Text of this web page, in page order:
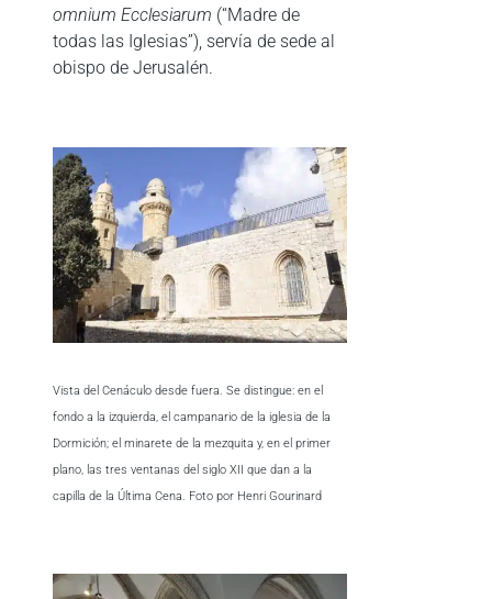
omnium Ecclesiarum (“Madre de
todas las Iglesias”), servía de sede al
obispo de Jerusalén.
Vista del Cenáculo desde fuera. Se distingue: en el
fondo a la izquierda, el campanario de la iglesia de la
Dormición; el minarete de la mezquita y, en el primer
plano, las tres ventanas del siglo XII que dan a la
capilla de la Última Cena. Foto por Henri Gourinard